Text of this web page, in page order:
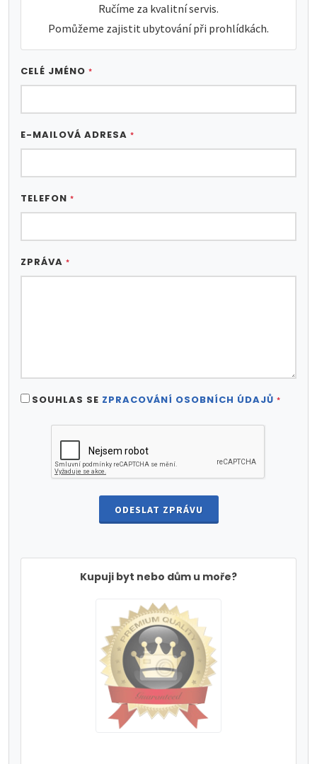
Ručíme za kvalitní servis.
Pomůžeme zajistit ubytování při prohlídkách.
CELÉ JMÉNO *
E-MAILOVÁ ADRESA *
TELEFON *
ZPRÁVA *
SOUHLAS SE ZPRACOVÁNÍ OSOBNÍCH ÚDAJŮ *
ODESLAT ZPRÁVU
Kupuji byt nebo dům u moře?